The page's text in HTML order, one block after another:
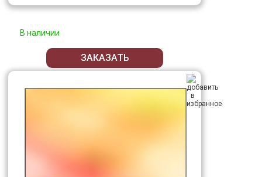
В наличии
ЗАКАЗАТЬ